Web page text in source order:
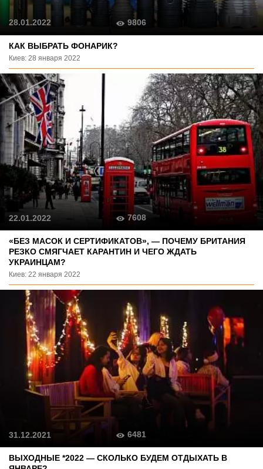
КАК ВЫБРАТЬ ФОНАРИК?
Киев: 28 января 2022
28.01.2022 9806
«БЕЗ МАСОК И СЕРТИФИКАТОВ», — ПОЧЕМУ БРИТАНИЯ
РЕЗКО СМЯГЧАЕТ КАРАНТИН И ЧЕГО ЖДАТЬ
УКРАИНЦАМ?
Киев: 22 января 2022
22.01.2022 7608
ВЫХОДНЫЕ *2022 — СКОЛЬКО БУДЕМ ОТДЫХАТЬ В
31.12.2021 6481